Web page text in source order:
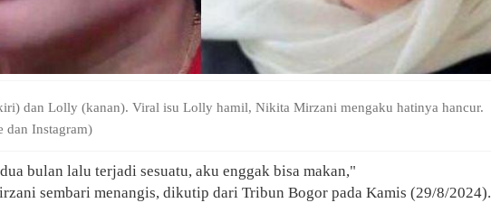
dan Lolly (kanan). Viral isu Lolly hamil, Nikita Mirzani mengaku hatinya hancur.
dan Instagram)
bulan lalu terjadi sesuatu, aku enggak bisa makan,"
sembari menangis, dikutip dari Tribun Bogor pada Kamis (29/8/2024).